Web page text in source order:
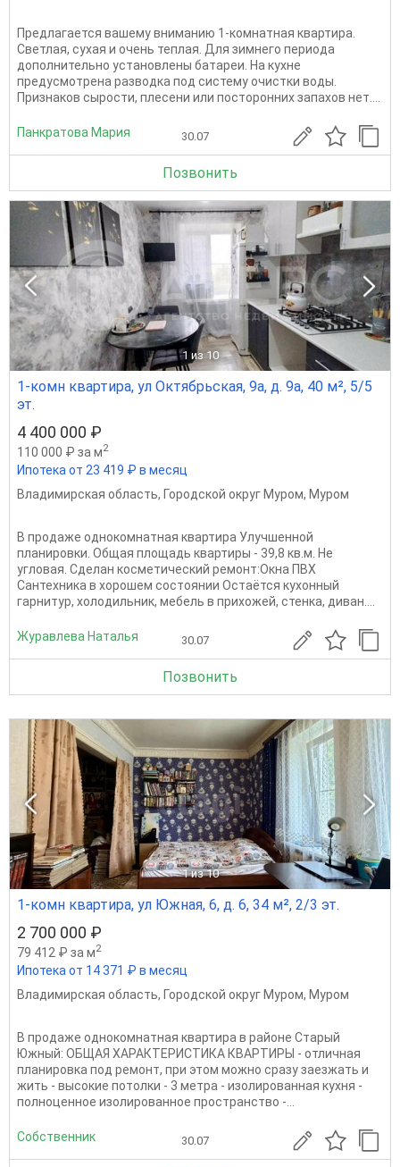
Предлагается вашему вниманию 1-комнатная квартира.
Светлая, сухая и очень теплая. Для зимнего периода
дополнительно установлены батареи. На кухне
предусмотрена разводка под систему очистки воды.
Признаков сырости, плесени или посторонних запахов нет....
Панкратова Мария 30.07
Позвонить
1 из 10
1-комн квартира, ул Октябрьская, 9а, д. 9а, 40 м², 5/5
эт.
4 400 000 ₽
110 000 ₽ за м2
Ипотека от 23 419 ₽ в месяц
Владимирская область, Городской округ Муром, Муром
В продаже однокомнатная квартира Улучшенной
планировки. Общая площадь квартиры - 39,8 кв.м. Не
угловая. Сделан косметический ремонт:Окна ПВХ
Сантехника в хорошем состоянии Остаётся кухонный
гарнитур, холодильник, мебель в прихожей, стенка, диван....
Журавлева Наталья 30.07
Позвонить
1 из 10
1-комн квартира, ул Южная, 6, д. 6, 34 м², 2/3 эт.
2 700 000 ₽
79 412 ₽ за м2
Ипотека от 14 371 ₽ в месяц
Владимирская область, Городской округ Муром, Муром
В продаже однокомнатная квартира в районе Старый
Южный: ОБЩАЯ ХАРАКТЕРИСТИКА КВАРТИРЫ - отличная
планировка под ремонт, при этом можно сразу заезжать и
жить - высокие потолки - 3 метра - изолированная кухня -
полноценное изолированное пространство -...
Собственник 30.07